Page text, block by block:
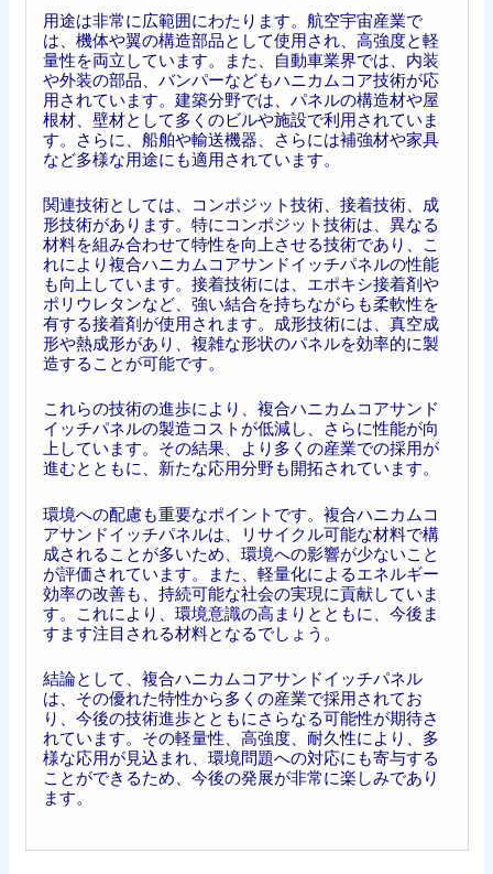
用途は非常に広範囲にわたります。航空宇宙産業で
は、機体や翼の構造部品として使用され、高強度と軽
量性を両立しています。また、自動車業界では、内装
や外装の部品、バンパーなどもハニカムコア技術が応
用されています。建築分野では、パネルの構造材や屋
根材、壁材として多くのビルや施設で利用されていま
す。さらに、船舶や輸送機器、さらには補強材や家具
など多様な用途にも適用されています。
関連技術としては、コンポジット技術、接着技術、成
形技術があります。特にコンポジット技術は、異なる
材料を組み合わせて特性を向上させる技術であり、こ
れにより複合ハニカムコアサンドイッチパネルの性能
も向上しています。接着技術には、エポキシ接着剤や
ポリウレタンなど、強い結合を持ちながらも柔軟性を
有する接着剤が使用されます。成形技術には、真空成
形や熱成形があり、複雑な形状のパネルを効率的に製
造することが可能です。
これらの技術の進歩により、複合ハニカムコアサンド
イッチパネルの製造コストが低減し、さらに性能が向
上しています。その結果、より多くの産業での採用が
進むとともに、新たな応用分野も開拓されています。
環境への配慮も重要なポイントです。複合ハニカムコ
アサンドイッチパネルは、リサイクル可能な材料で構
成されることが多いため、環境への影響が少ないこと
が評価されています。また、軽量化によるエネルギー
効率の改善も、持続可能な社会の実現に貢献していま
す。これにより、環境意識の高まりとともに、今後ま
すます注目される材料となるでしょう。
結論として、複合ハニカムコアサンドイッチパネル
は、その優れた特性から多くの産業で採用されてお
り、今後の技術進歩とともにさらなる可能性が期待さ
れています。その軽量性、高強度、耐久性により、多
様な応用が見込まれ、環境問題への対応にも寄与する
ことができるため、今後の発展が非常に楽しみであり
ます。